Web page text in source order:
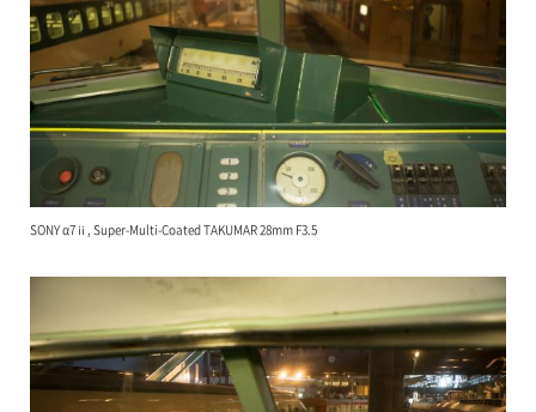
SONY α7ⅱ, Super-Multi-Coated TAKUMAR 28mm F3.5